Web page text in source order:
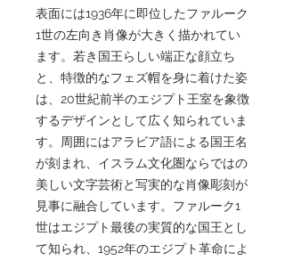
表面には1936年に即位したファルーク
1世の左向き肖像が大きく描かれてい
ます。若き国王らしい端正な顔立ち
と、特徴的なフェズ帽を身に着けた姿
は、20世紀前半のエジプト王室を象徴
するデザインとして広く知られていま
す。周囲にはアラビア語による国王名
が刻まれ、イスラム文化圏ならではの
美しい文字芸術と写実的な肖像彫刻が
見事に融合しています。ファルーク1
世はエジプト最後の実質的な国王とし
て知られ、1952年のエジプト革命によ